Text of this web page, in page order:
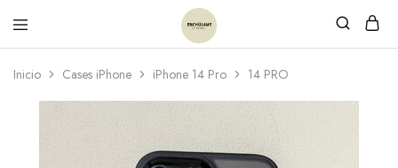
Inicio Cases iPhone iPhone 14 Pro 14 PRO